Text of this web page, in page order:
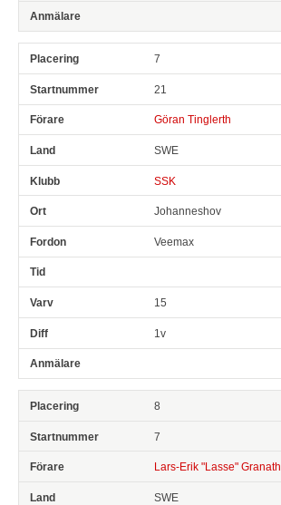
7
21
Göran Tinglerth
SWE
SSK
Johanneshov
Veemax
15
1v
8
7
Lars-Erik "Lasse" Granath
SWE